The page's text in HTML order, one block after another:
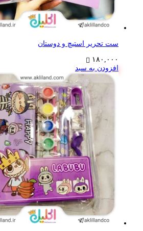
ست تحریر استیچ و دوستان
۱۸۰,۰۰۰
افزودن به سبد